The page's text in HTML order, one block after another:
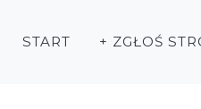
START + ZGŁOŚ